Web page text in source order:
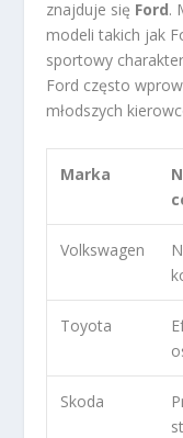
znajduje się Ford.
modeli takich jak
sportowy
Ford często
młodszych
Marka
Volkswagen
Toyota
Skoda